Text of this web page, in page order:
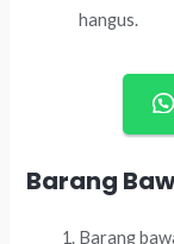
hangus.
Barang
Barang